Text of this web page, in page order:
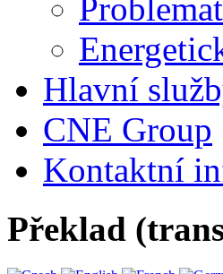
Hlavní
CNE Group
Kontaktní
Překlad